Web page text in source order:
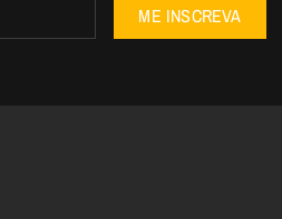
ME INSCREVA